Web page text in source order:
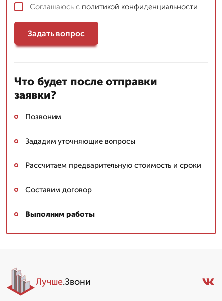
Соглашаюсь с политикой конфиденциальности
Задать вопрос
Что будет после отправки
заявки?
Позвоним
Зададим уточняющие вопросы
Рассчитаем предварительную стоимость и сроки
Составим договор
Выполним работы
Лучше.Звони